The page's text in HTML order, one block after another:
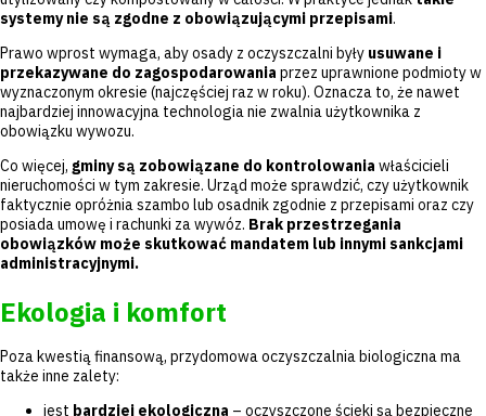
systemy nie są zgodne z obowiązującymi przepisami.
Prawo wprost wymaga, aby osady z oczyszczalni były usuwane i
przekazywane do zagospodarowania przez uprawnione podmioty w
wyznaczonym okresie (najczęściej raz w roku). Oznacza to, że nawet
najbardziej innowacyjna technologia nie zwalnia użytkownika z
obowiązku wywozu.
Co więcej, gminy są zobowiązane do kontrolowania właścicieli
nieruchomości w tym zakresie. Urząd może sprawdzić, czy użytkownik
faktycznie opróżnia szambo lub osadnik zgodnie z przepisami oraz czy
posiada umowę i rachunki za wywóz. Brak przestrzegania
obowiązków może skutkować mandatem lub innymi sankcjami
administracyjnymi.
Ekologia i komfort
Poza kwestią finansową, przydomowa oczyszczalnia biologiczna ma
także inne zalety:
jest bardziej ekologiczna – oczyszczone ścieki są bezpieczne